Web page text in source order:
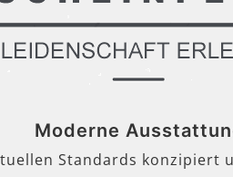
Moderne
Standards